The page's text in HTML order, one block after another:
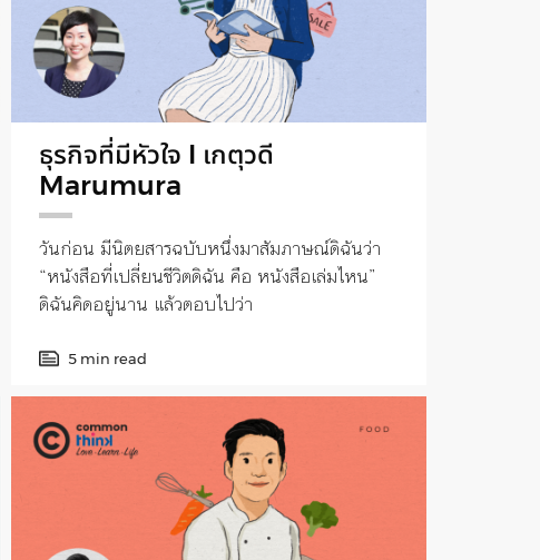
ธุรกิจที่มีหัวใจ I เกตุวดี
Marumura
วันก่อน มีนิตยสารฉบับหนึ่งมาสัมภาษณ์ดิฉันว่า
“หนังสือที่เปลี่ยนชีวิตดิฉัน คือ หนังสือเล่มไหน”
ดิฉันคิดอยู่นาน แล้วตอบไปว่า
5 min read